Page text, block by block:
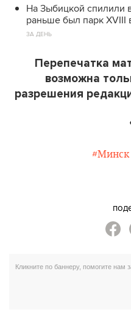
На Зыбицкой спилили
раньше был парк XVIII
ЗА ДЕНЬ
Перепечатка
возможна
разрешения
#Минск